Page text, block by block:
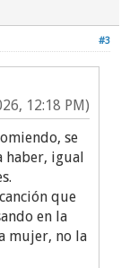
#3
12:18 PM)
se
haber, igual
que
en la
mujer, no la